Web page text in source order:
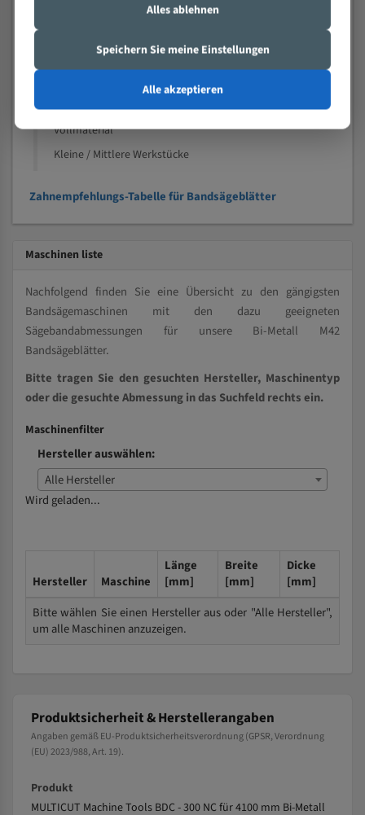
Nichteisenmetalle
Speziell entwickelt für Profile / Rohre
Kleine und mittlere Profile / Kleine Durchmesser
Vollmaterial
Kleine / Mittlere Werkstücke
Zahnempfehlungs-Tabelle für Bandsägeblätter
Maschinen liste
Nachfolgend finden Sie eine Übersicht zu den gängigsten
Bandsägemaschinen mit den dazu geeigneten
Sägebandabmessungen für unsere Bi-Metall M42
Bandsägeblätter.
Bitte tragen Sie den gesuchten Hersteller, Maschinentyp
oder die gesuchte Abmessung in das Suchfeld rechts ein.
Maschinenfilter
Hersteller auswählen:
Alle Hersteller
Wird geladen...
Hersteller Maschine
Länge
[mm]
Breite
[mm]
Dicke
[mm]
Bitte wählen Sie einen Hersteller aus oder "Alle Hersteller",
um alle Maschinen anzuzeigen.
Produktsicherheit & Herstellerangaben
Angaben gemäß EU-Produktsicherheitsverordnung (GPSR, Verordnung
(EU) 2023/988, Art. 19).
Produkt
MULTICUT Machine Tools BDC - 300 NC für 4100 mm Bi-Metall
Alles ablehnen
Speichern Sie meine Einstellungen
Alle akzeptieren